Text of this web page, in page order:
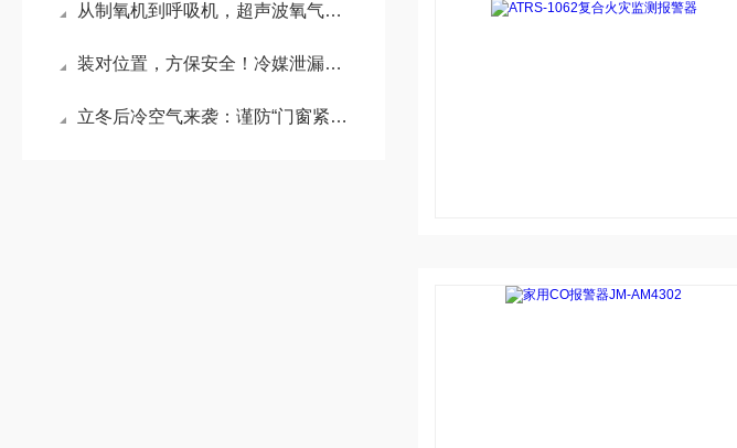
从制氧机到呼吸机，超声波氧气传感器的“选型密码”是什么？
装对位置，方保安全！冷媒泄漏传感器安装秘籍
立冬后冷空气来袭：谨防“门窗紧闭”下的甲醛危害